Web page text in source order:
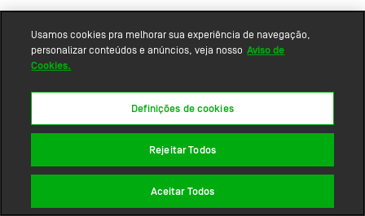
Usamos cookies pra melhorar sua experiência de navegação,
personalizar conteúdos e anúncios, veja nosso Aviso de
Cookies.
Definições de cookies
Rejeitar Todos
Aceitar Todos